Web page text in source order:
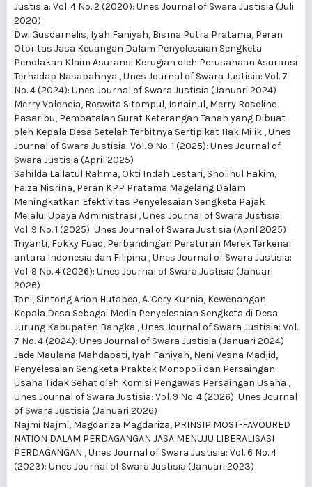
Justisia: Vol. 4 No. 2 (2020): Unes Journal of Swara Justisia (Juli
2020)
Dwi Gusdarnelis, Iyah Faniyah, Bisma Putra Pratama, Peran
Otoritas Jasa Keuangan Dalam Penyelesaian Sengketa
Penolakan Klaim Asuransi Kerugian oleh Perusahaan Asuransi
Terhadap Nasabahnya ,Unes Journal of Swara Justisia: Vol. 7
No. 4 (2024): Unes Journal of Swara Justisia (Januari 2024)
Merry Valencia, Roswita Sitompul, Isnainul, Merry Roseline
Pasaribu, Pembatalan Surat Keterangan Tanah yang Dibuat
oleh Kepala Desa Setelah Terbitnya Sertipikat Hak Milik ,Unes
Journal of Swara Justisia: Vol. 9 No. 1 (2025): Unes Journal of
Swara Justisia (April 2025)
Sahilda Lailatul Rahma, Okti Indah Lestari, Sholihul Hakim,
Faiza Nisrina, Peran KPP Pratama Magelang Dalam
Meningkatkan Efektivitas Penyelesaian Sengketa Pajak
Melalui Upaya Administrasi ,Unes Journal of Swara Justisia:
Vol. 9 No. 1 (2025): Unes Journal of Swara Justisia (April 2025)
Triyanti, Fokky Fuad, Perbandingan Peraturan Merek Terkenal
antara Indonesia dan Filipina ,Unes Journal of Swara Justisia:
Vol. 9 No. 4 (2026): Unes Journal of Swara Justisia (Januari
2026)
Toni, Sintong Arion Hutapea, A. Cery Kurnia, Kewenangan
Kepala Desa Sebagai Media Penyelesaian Sengketa di Desa
Jurung Kabupaten Bangka ,Unes Journal of Swara Justisia: Vol.
7 No. 4 (2024): Unes Journal of Swara Justisia (Januari 2024)
Jade Maulana Mahdapati, Iyah Faniyah, Neni Vesna Madjid,
Penyelesaian Sengketa Praktek Monopoli dan Persaingan
Usaha Tidak Sehat oleh Komisi Pengawas Persaingan Usaha ,
Unes Journal of Swara Justisia: Vol. 9 No. 4 (2026): Unes Journal
of Swara Justisia (Januari 2026)
Najmi Najmi, Magdariza Magdariza, PRINSIP MOST-FAVOURED
NATION DALAM PERDAGANGAN JASA MENUJU LIBERALISASI
PERDAGANGAN ,Unes Journal of Swara Justisia: Vol. 6 No. 4
(2023): Unes Journal of Swara Justisia (Januari 2023)